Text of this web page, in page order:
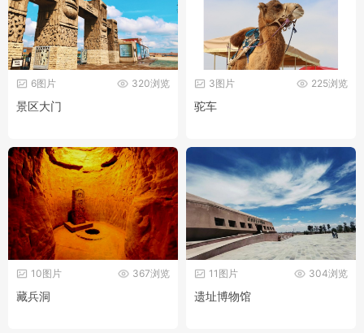
320浏览
6图片
景区大门
225浏览
3图片
驼车
367浏览
10图片
藏兵洞
304浏览
11图片
遗址博物馆